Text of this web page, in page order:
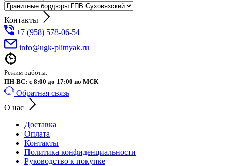
Контакты
+7 (958) 578-06-54
info@ugk-plitnyak.ru
Режим работы:
ПН-ВС: с 8:00 до 17:00 по МСК
Обратная связь
О нас
Доставка
Оплата
Контакты
Политика конфиденциальности
Руководство к покупке